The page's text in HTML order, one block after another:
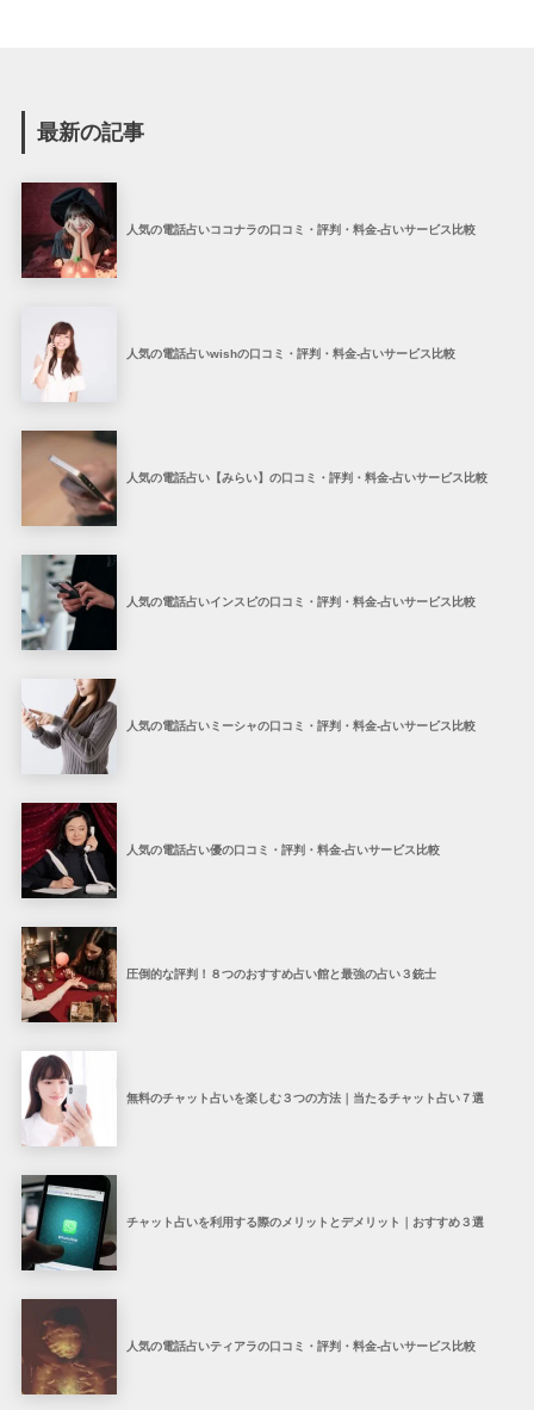
最新の記事
人気の電話占いココナラの口コミ・評判・料金-占いサービス比較
人気の電話占いwishの口コミ・評判・料金-占いサービス比較
人気の電話占い【みらい】の口コミ・評判・料金-占いサービス比較
人気の電話占いインスピの口コミ・評判・料金-占いサービス比較
人気の電話占いミーシャの口コミ・評判・料金-占いサービス比較
人気の電話占い優の口コミ・評判・料金-占いサービス比較
圧倒的な評判！８つのおすすめ占い館と最強の占い３銃士
無料のチャット占いを楽しむ３つの方法｜当たるチャット占い７選
チャット占いを利用する際のメリットとデメリット｜おすすめ３選
人気の電話占いティアラの口コミ・評判・料金-占いサービス比較